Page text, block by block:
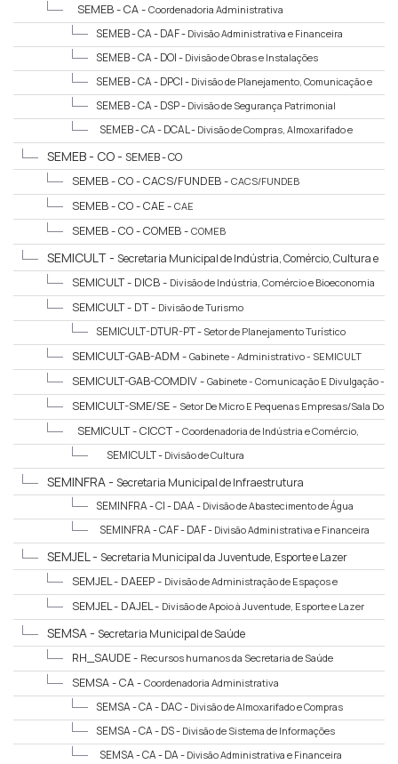
SEMEB - CA - Coordenadoria Administrativa
SEMEB - CA - DAF - Divisão Administrativa e Financeira
SEMEB - CA - DOI - Divisão de Obras e Instalações
SEMEB - CA - DPCI - Divisão de Planejamento, Comunicação e
Informação
SEMEB - CA - DSP - Divisão de Segurança Patrimonial
SEMEB - CA - DCAL - Divisão de Compras, Almoxarifado e
LogísticaSEMEB - CO - SEMEB - CO
SEMEB - CO - CACS/FUNDEB - CACS/FUNDEB
SEMEB - CO - CAE - CAE
SEMEB - CO - COMEB - COMEB
SEMICULT - Secretaria Municipal de Indústria, Comércio, Cultura e
Turismo
SEMICULT - DICB - Divisão de Indústria, Comércio e Bioeconomia
SEMICULT - DT - Divisão de Turismo
SEMICULT-DTUR-PT - Setor de Planejamento Turístico
SEMICULT-GAB-ADM - Gabinete - Administrativo - SEMICULT
SEMICULT-GAB-COMDIV - Gabinete - Comunicação E Divulgação -
SEMICULTSEMICULT-SME/SE - Setor De Micro E Pequenas Empresas/Sala Do
EmpreendedorSEMICULT - CICCT - Coordenadoria de Indústria e Comércio,
Cultura e TurismoSEMICULT - Divisão de Cultura
SEMINFRA - Secretaria Municipal de Infraestrutura
SEMINFRA - CI - DAA - Divisão de Abastecimento de Água
SEMINFRA - CAF - DAF - Divisão Administrativa e Financeira
SEMJEL - Secretaria Municipal da Juventude, Esporte e Lazer
SEMJEL - DAEEP - Divisão de Administração de Espaços e
Equipamentos Públicos
SEMJEL - DAJEL - Divisão de Apoio à Juventude, Esporte e Lazer
SEMSA - Secretaria Municipal de Saúde
RH_SAUDE - Recursos humanos da Secretaria de Saúde
SEMSA - CA - Coordenadoria Administrativa
SEMSA - CA - DAC - Divisão de Almoxarifado e Compras
SEMSA - CA - DS - Divisão de Sistema de Informações
SEMSA - CA - DA - Divisão Administrativa e Financeira